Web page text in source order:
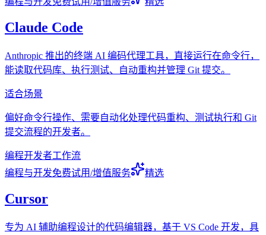
Claude Code
Anthropic 推出的终端 AI 编码代理工具，直接运行在命令行，
能读取代码库、执行测试、自动重构并管理 Git 提交。
适合场景
偏好命令行操作、需要自动化处理代码重构、测试执行和 Git
提交流程的开发者。
编程开发者工作流
编程与开发免费试用/增值服务 精选
Cursor
专为 AI 辅助编程设计的代码编辑器，基于 VS Code 开发，具